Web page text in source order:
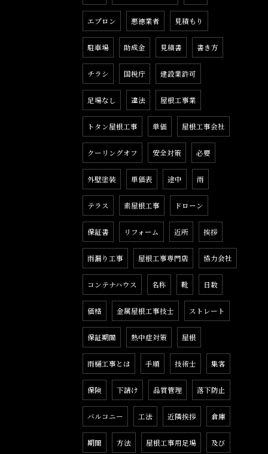
エプロン 悪徳業者 見積もり
駐車場 助成金 見積書 書き方
チラシ 国税庁 建設業許可
足場なし 違法 屋根工事業
トタン屋根工事 単価 屋根工事会社
クーリングオフ 安全対策 必要
外壁塗装 単価表 途中 雨
テラス 素屋根工事 ドローン
保証書 リフォーム 近所 挨拶
雨漏り工事 屋根工事専門店 協力会社
コンテナハウス 名称 靴 日数
価格 金属屋根工事技士 ストレート
保証期間 熱中症対策 屋根
雨樋工事とは 手順 技術士 集客
保険 下請け 品質管理 落下防止
バルコニー 工法 近隣挨拶 倉庫
期間 方法 屋根工事用足場 及び